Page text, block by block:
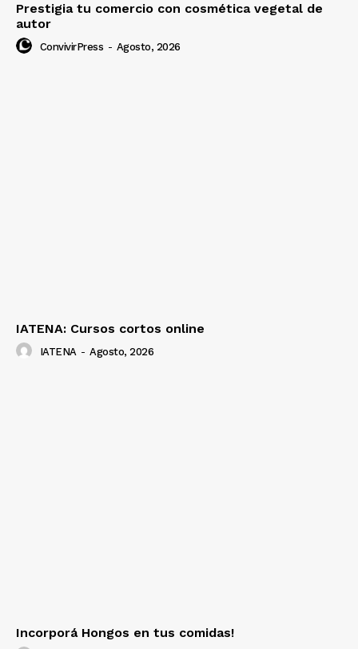
Prestigia tu comercio con cosmética vegetal de
autor
ConvivirPress - Agosto, 2026
IATENA: Cursos cortos online
IATENA - Agosto, 2026
Incorporá Hongos en tus comidas!